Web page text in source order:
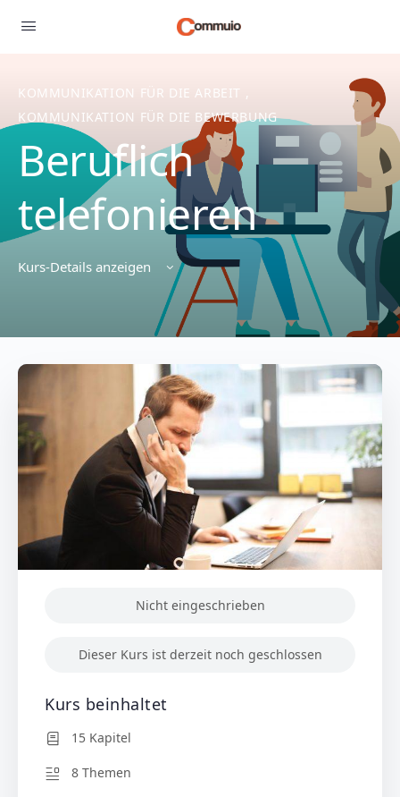
KOMMUNIKATION FÜR DIE ARBEIT ,
KOMMUNIKATION FÜR DIE BEWERBUNG
Beruflich
telefonieren
Kurs-Details anzeigen
Nicht eingeschrieben
Dieser Kurs ist derzeit noch geschlossen
Kurs beinhaltet
15 Kapitel
8 Themen